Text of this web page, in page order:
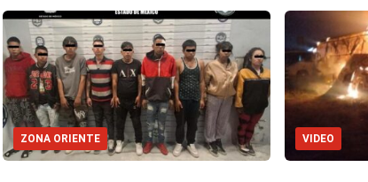
ZONA ORIENTE VIDEO